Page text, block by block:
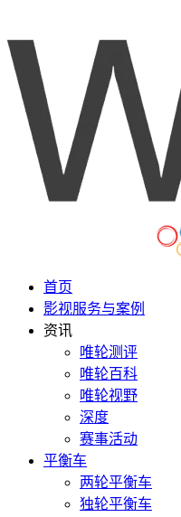
首页
影视服务与案例
资讯
唯轮测评
唯轮百科
唯轮视野
深度
赛事活动
平衡车
两轮平衡车
独轮平衡车